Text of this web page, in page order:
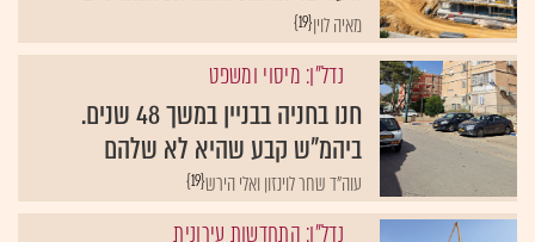
{19}מאיה לוין
נדל"ן: מיסוי ומשפט
חנו בחניה בבניין במשך 48 שנים.
ביהמ"ש קבע שהיא לא שלהם
{19}עוה"ד שחר לוינזון ואלי הירש
נדל"ן: התחדשות עירונית